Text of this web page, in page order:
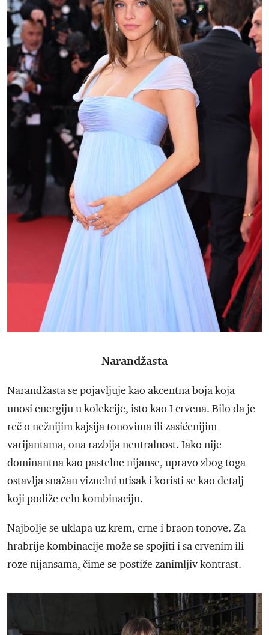
Narandžasta
Narandžasta se pojavljuje kao akcentna boja koja
unosi energiju u kolekcije, isto kao I crvena. Bilo da je
reč o nežnijim kajsija tonovima ili zasićenijim
varijantama, ona razbija neutralnost. Iako nije
dominantna kao pastelne nijanse, upravo zbog toga
ostavlja snažan vizuelni utisak i koristi se kao detalj
koji podiže celu kombinaciju.
Najbolje se uklapa uz krem, crne i braon tonove. Za
hrabrije kombinacije može se spojiti i sa crvenim ili
roze nijansama, čime se postiže zanimljiv kontrast.